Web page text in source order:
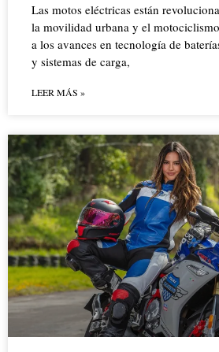
Las motos eléctricas están
la movilidad urbana y el
a los avances en tecnología de
y sistemas de carga,
LEER MÁS »